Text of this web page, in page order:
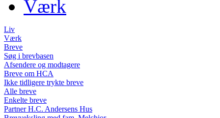
Værk
Liv
Værk
Breve
Søg i brevbasen
Afsendere og modtagere
Breve om HCA
Ikke tidligere trykte breve
Alle breve
Enkelte breve
Partner H.C. Andersens Hus